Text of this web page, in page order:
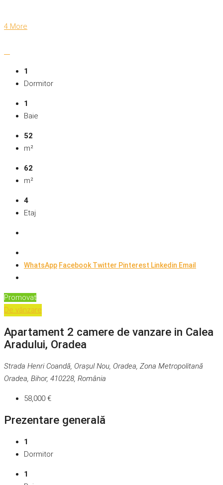
4 More
1
Dormitor
1
Baie
52
m²
62
m²
4
Etaj
WhatsApp FacebookTwitter Pinterest Linkedin Email
Promovat
De vânzare
Apartament 2 camere de vanzare in Calea
Aradului, Oradea
Strada Henri Coandă, Orașul Nou, Oradea, Zona Metropolitană
Oradea, Bihor, 410228, România
58,000 €
Prezentare generală
1
Dormitor
1